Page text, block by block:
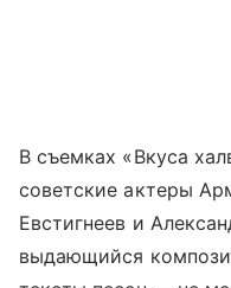
В съемках «Вкуса
советские актеры
Евстигнеев и
выдающийся